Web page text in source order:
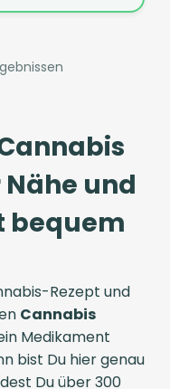
und
bequem
Rezept und
Cannabis
Medikament
bist Du hier genau
Du über 300